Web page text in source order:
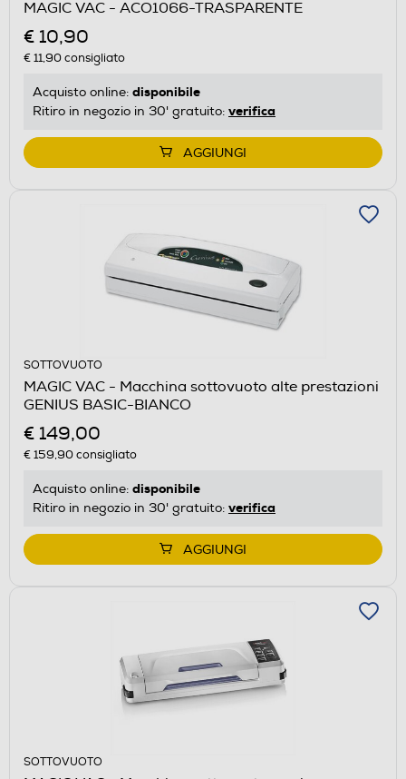
MAGIC VAC - ACO1066-TRASPARENTE
€ 10,90
€ 11,90consigliato
Acquisto online: disponibile
Ritiro in negozio in 30' gratuito: verifica
AGGIUNGI
SOTTOVUOTO
MAGIC VAC - Macchina sottovuoto alte prestazioni
GENIUS BASIC-BIANCO
€ 149,00
€ 159,90consigliato
Acquisto online: disponibile
Ritiro in negozio in 30' gratuito: verifica
AGGIUNGI
SOTTOVUOTO